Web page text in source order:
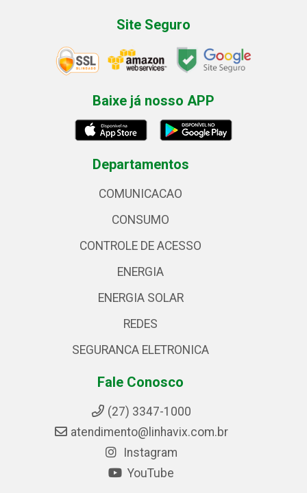
Site Seguro
Baixe já nosso APP
Departamentos
COMUNICACAO
CONSUMO
CONTROLE DE ACESSO
ENERGIA
ENERGIA SOLAR
REDES
SEGURANCA ELETRONICA
Fale Conosco
(27) 3347-1000
atendimento@linhavix.com.br
Instagram
YouTube